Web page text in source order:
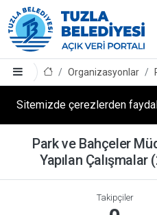
Organizasyonlar
Sitemizde çerezlerden
Park ve Bahçeler
Yapılan Çalışmalar
Takipçiler